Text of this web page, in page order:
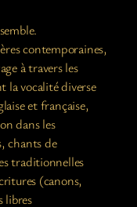
contemporaines,
à travers les
la vocalité diverse
et française,
dans les
chants de
traditionnelles
(canons,
libres